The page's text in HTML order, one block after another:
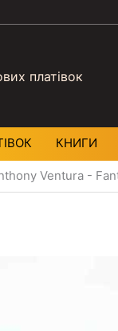
платівок
КНИГИ
Ventura -